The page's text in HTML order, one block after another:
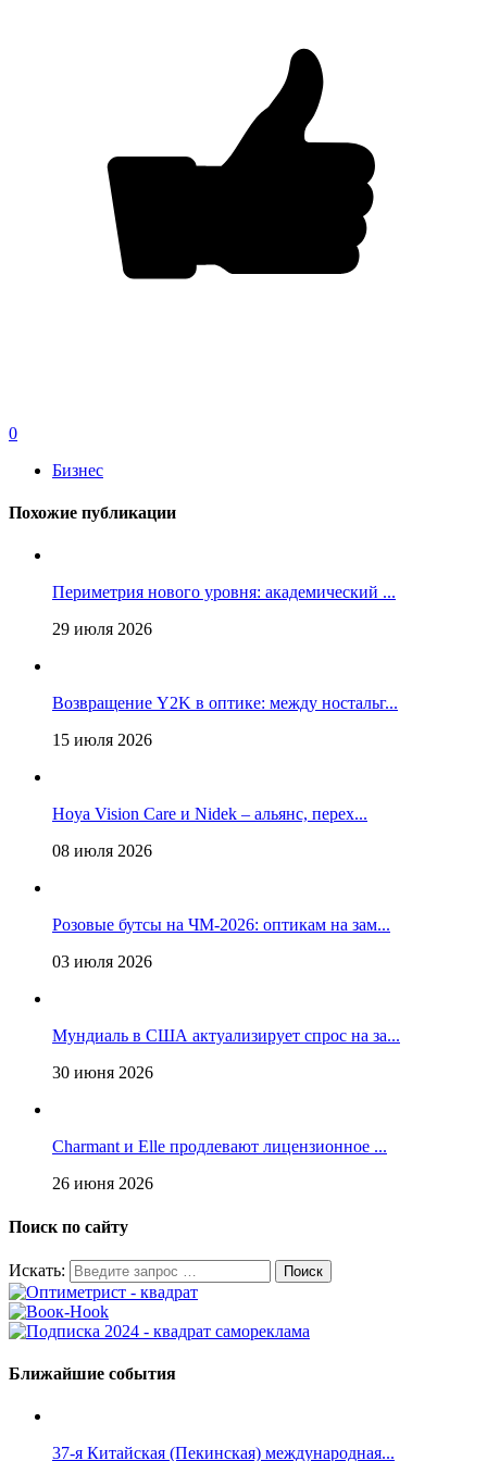
0
Бизнес
Похожие публикации
Периметрия нового уровня: академический ...
29 июля 2026
Возвращение Y2K в оптике: между ностальг...
15 июля 2026
Hoya Vision Care и Nidek – альянс, перех...
08 июля 2026
Розовые бутсы на ЧМ-2026: оптикам на зам...
03 июля 2026
Мундиаль в США актуализирует спрос на за...
30 июня 2026
Charmant и Elle продлевают лицензионное ...
26 июня 2026
Поиск по сайту
Искать:
Ближайшие события
37-я Китайская (Пекинская) международная...